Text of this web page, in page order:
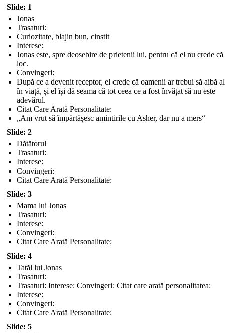
Slide: 1
Jonas
Trasaturi:
Curiozitate, blajin bun, cinstit
Interese:
Jonas este, spre deosebire de prietenii lui, pentru că el nu crede
loc.
Convingeri:
După ce a devenit receptor, el crede că oamenii ar trebui să aibă
în viață, și el își dă seama că tot ceea ce a fost învățat să nu este
adevărul.
Citat Care Arată Personalitate:
„Am vrut să împărtășesc amintirile cu Asher, dar nu a mers“
Slide: 2
Dătătorul
Trasaturi:
Interese:
Convingeri:
Citat Care Arată Personalitate:
Slide: 3
Mama lui Jonas
Trasaturi:
Interese:
Convingeri:
Citat Care Arată Personalitate:
Slide: 4
Tatăl lui Jonas
Trasaturi:
Trasaturi: Interese: Convingeri: Citat care arată personalitatea:
Interese:
Convingeri:
Citat Care Arată Personalitate:
Slide: 5